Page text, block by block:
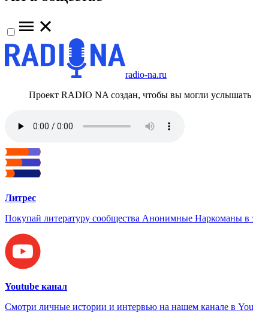
radio-na.ru
Проект RADIO NA создан, чтобы вы могли
Литрес
Покупай литературу сообщества Анонимные Наркоманы в
Youtube канал
Смотри личные истории и интервью на нашем канале в